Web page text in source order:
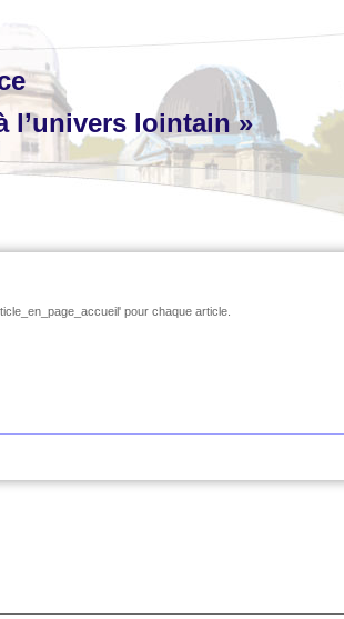
l’univers lointain »
pour chaque article.